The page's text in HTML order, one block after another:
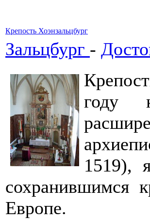
Крепость Хоэнзальцбург
Зальцбург -
году
1519),
сохранившимся
Европе.